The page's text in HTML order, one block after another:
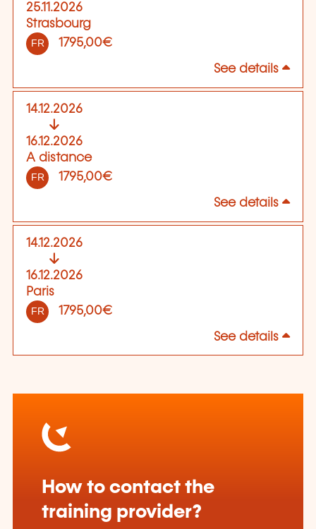
25.11.2026
Strasbourg
FR 1795,00€
See details
14.12.2026
16.12.2026
A distance
FR 1795,00€
See details
14.12.2026
16.12.2026
Paris
FR 1795,00€
See details
How to contact the
training provider?